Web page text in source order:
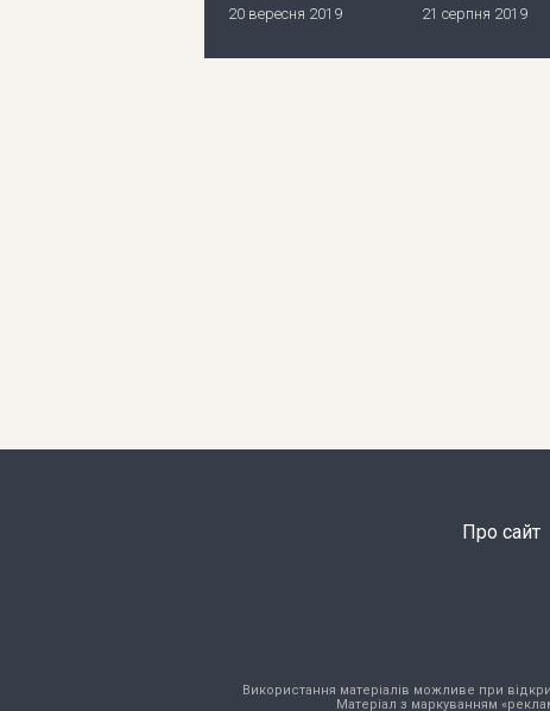
20 вересня 2019 21 серпня 2019
Про сайт
Використання матеріалів можливе при
Матеріал з маркуванням